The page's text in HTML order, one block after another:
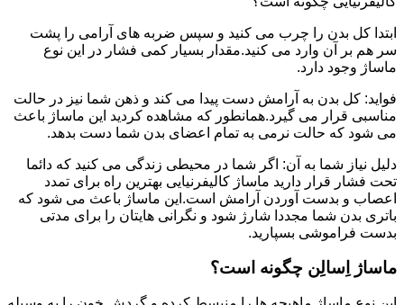
ابتدا کل بدن را چرب می کنید و سپس ضربه های آرامی را پشت
سر هم بر آن وارد می کنید.مقدار بسیار کمی فشار در این نوع
ماساژ وجود دارد.
فواید: کل بدن به آرامش دست پیدا می کند و ذهن شما نیز در حالت
مناسبی قرار می گیرد.همانطور که مشاهده کردید این ماساژ باعث
می شود که حالت نرمی به تمام اعضای بدن شما دست بدهد.
دلیل نیاز شما به آن: اگر شما در محیطی زندگی می کنید که دائما
تحت فشار قرار دارید ماساژ کالیفرنیایی بهترین راه برای تمدد
اعصاب و بدست آوردن آرامش است.این ماساژ باعث می شود که
باتری بدن شما مجددا شارژ شود و نگرانی هایتان را برای مدتی
بدست فراموشی بسپارید.
ماساژ اِسالِن چگونه است؟